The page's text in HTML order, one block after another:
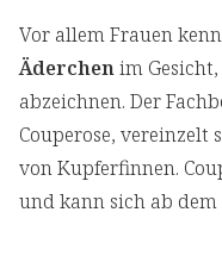
Vor allem Frauen
Äderchenim
abzeichnen. Der
Couperose,
von Kupferfinnen.
und kann sich ab dem